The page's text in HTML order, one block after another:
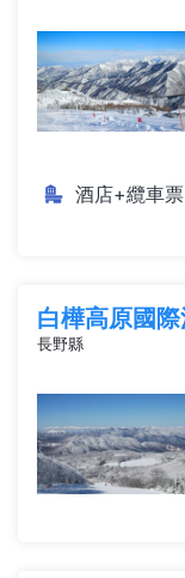
酒店+纜車票
白樺高原國
長野縣